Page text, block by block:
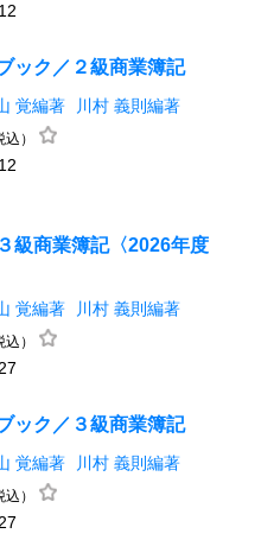
ック／２級商業簿記
覚編著
川村 義則編著
込）
級商業簿記〈2026年度
覚編著
川村 義則編著
込）
ック／３級商業簿記
覚編著
川村 義則編著
込）